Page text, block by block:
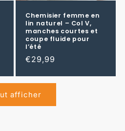
Chemisier femme en
lin naturel – Col V,
manches courtes et
coupe fluide pour
l’été
Prix
€29,99
afficher